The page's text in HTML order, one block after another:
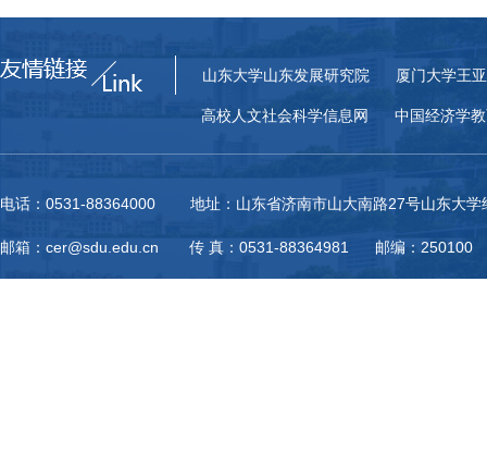
山东大学山东发展研究院 厦门大学王
高校人文社会科学信息网 中国经济学
电话：0531-88364000 地址：山东省济南市山大南路27号山东大学
邮箱：cer@sdu.edu.cn 传 真：0531-88364981 邮编：250100